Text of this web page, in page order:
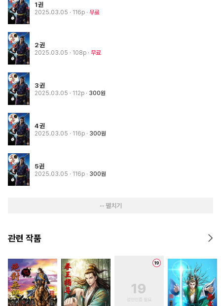
1권
2025.03.05 · 116p 무료
2권
2025.03.05 · 108p 무료
3권
2025.03.05 · 112p 300원
4권
2025.03.05 · 116p 300원
5권
2025.03.05 · 116p 300원
··· 펼치기
관련 작품